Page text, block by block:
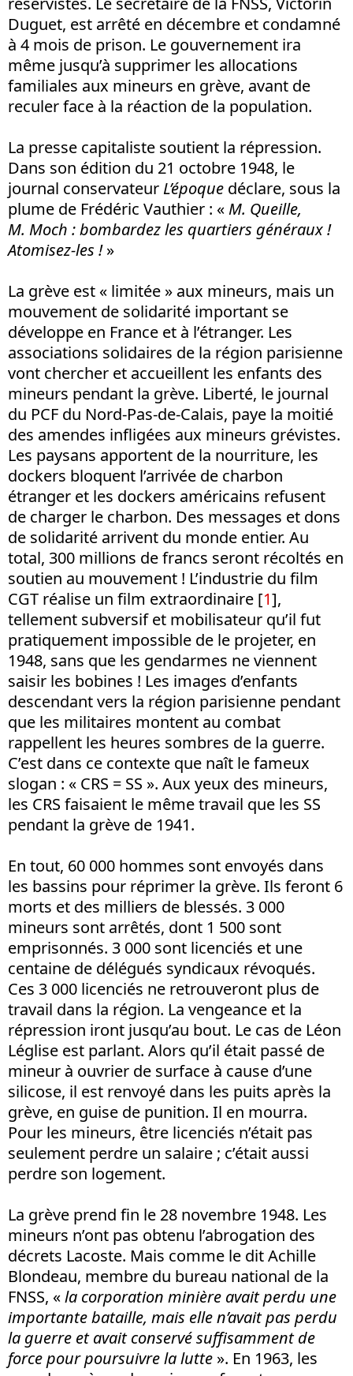
Duguet, est arrêté en décembre et condamné
à 4 mois de prison. Le gouvernement ira
même jusqu’à supprimer les allocations
familiales aux mineurs en grève, avant de
reculer face à la réaction de la population.
La presse capitaliste soutient la répression.
Dans son édition du 21 octobre 1948, le
journal conservateur L’époque déclare, sous la
plume de Frédéric Vauthier : «M. Queille,
M. Moch : bombardez les quartiers généraux !
Atomisez-les !»
La grève est « limitée » aux mineurs, mais un
mouvement de solidarité important se
développe en France et à l’étranger. Les
associations solidaires de la région parisienne
vont chercher et accueillent les enfants des
mineurs pendant la grève. Liberté, le journal
du PCF du Nord-Pas-de-Calais, paye la moitié
des amendes infligées aux mineurs grévistes.
Les paysans apportent de la nourriture, les
dockers bloquent l’arrivée de charbon
étranger et les dockers américains refusent
de charger le charbon. Des messages et dons
de solidarité arrivent du monde entier. Au
total, 300 millions de francs seront récoltés en
soutien au mouvement ! L’industrie du film
CGT réalise un film extraordinaire [1],
tellement subversif et mobilisateur qu’il fut
pratiquement impossible de le projeter, en
1948, sans que les gendarmes ne viennent
saisir les bobines ! Les images d’enfants
descendant vers la région parisienne pendant
que les militaires montent au combat
rappellent les heures sombres de la guerre.
C’est dans ce contexte que naît le fameux
slogan : « CRS = SS ». Aux yeux des mineurs,
les CRS faisaient le même travail que les SS
pendant la grève de 1941.
En tout, 60 000 hommes sont envoyés dans
les bassins pour réprimer la grève. Ils feront 6
morts et des milliers de blessés. 3 000
mineurs sont arrêtés, dont 1 500 sont
emprisonnés. 3 000 sont licenciés et une
centaine de délégués syndicaux révoqués.
Ces 3 000 licenciés ne retrouveront plus de
travail dans la région. La vengeance et la
répression iront jusqu’au bout. Le cas de Léon
Léglise est parlant. Alors qu’il était passé de
mineur à ouvrier de surface à cause d’une
silicose, il est renvoyé dans les puits après la
grève, en guise de punition. Il en mourra.
Pour les mineurs, être licenciés n’était pas
seulement perdre un salaire ; c’était aussi
perdre son logement.
La grève prend fin le 28 novembre 1948. Les
mineurs n’ont pas obtenu l’abrogation des
décrets Lacoste. Mais comme le dit Achille
Blondeau, membre du bureau national de la
FNSS, «la corporation minière avait perdu une
importante bataille, mais elle n’avait pas perdu
la guerre et avait conservé suffisamment de
force pour poursuivre la lutte ». En 1963, les